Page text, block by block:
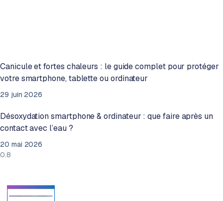
Canicule et fortes chaleurs : le guide complet pour protéger
votre smartphone, tablette ou ordinateur
29 juin 2026
Désoxydation smartphone & ordinateur : que faire après un
contact avec l’eau ?
20 mai 2026